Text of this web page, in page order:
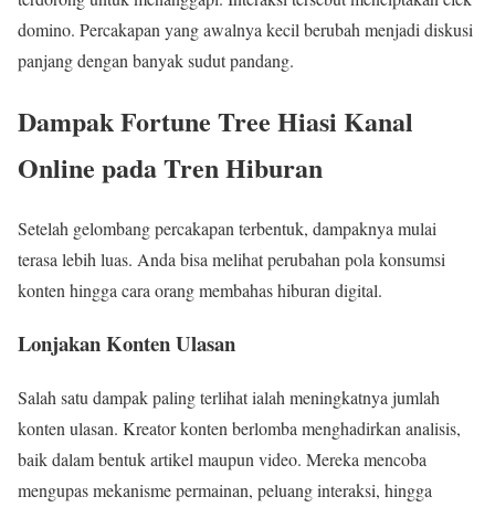
domino. Percakapan yang awalnya kecil berubah menjadi diskusi
panjang dengan banyak sudut pandang.
Dampak Fortune Tree Hiasi Kanal
Online pada Tren Hiburan
Setelah gelombang percakapan terbentuk, dampaknya mulai
terasa lebih luas. Anda bisa melihat perubahan pola konsumsi
konten hingga cara orang membahas hiburan digital.
Lonjakan Konten Ulasan
Salah satu dampak paling terlihat ialah meningkatnya jumlah
konten ulasan. Kreator konten berlomba menghadirkan analisis,
baik dalam bentuk artikel maupun video. Mereka mencoba
mengupas mekanisme permainan, peluang interaksi, hingga